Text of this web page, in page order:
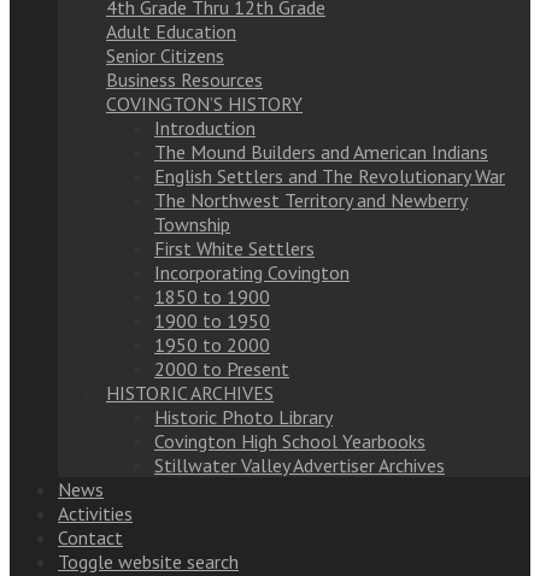
4th Grade Thru 12th Grade
Adult Education
Senior Citizens
Business Resources
COVINGTON’S HISTORY
Introduction
The Mound Builders and American Indians
English Settlers and The Revolutionary War
The Northwest Territory and Newberry
Township
First White Settlers
Incorporating Covington
1850 to 1900
1900 to 1950
1950 to 2000
2000 to Present
HISTORIC ARCHIVES
Historic Photo Library
Covington High School Yearbooks
Stillwater Valley Advertiser Archives
News
Activities
Contact
Toggle website search